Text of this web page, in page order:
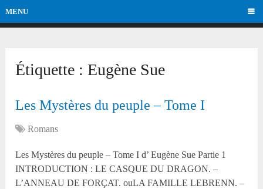
MENU
Étiquette :Eugène Sue
Les Mystères du peuple – Tome I
Romans
Les Mystères du peuple – Tome I d’ Eugène Sue Partie 1
INTRODUCTION : LE CASQUE DU DRAGON. –
L’ANNEAU DE FORÇAT. ouLA FAMILLE LEBRENN. –